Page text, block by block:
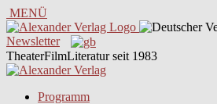
MENÜ
Newsletter
TheaterFilmLiteratur seit 1983
Programm